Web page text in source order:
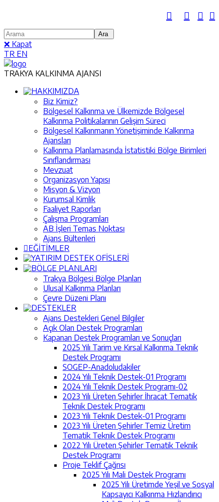
❌ Kapat
TR EN
TRAKYA KALKINMA AJANSI
HAKKIMIZDA
Biz Kimiz?
Bölgesel Kalkınma ve Ülkemizde Bölgesel
Kalkınma Politikalarının Gelişim Süreci
Bölgesel Kalkınmanın Yönetişiminde Kalkınma
Ajansları
Kalkınma Planlamasında İstatistiki Bölge Birimleri
Sınıflandırması
Mevzuat
Organizasyon Yapısı
Misyon & Vizyon
Kurumsal Kimlik
Faaliyet Raporları
Çalışma Programları
AB İşleri Temas Noktası
Ajans Bültenleri
EĞİTİMLER
YATIRIM DESTEK OFİSLERİ
BÖLGE PLANLARI
Trakya Bölgesi Bölge Planları
Ulusal Kalkınma Planları
Çevre Düzeni Planı
DESTEKLER
Ajans Destekleri Genel Bilgiler
Açık Olan Destek Programları
Kapanan Destek Programları ve Sonuçları
2025 Yılı Tarim ve Kırsal Kalkınma Teknik
Destek Programı
SOGEP-Anadoludakiler
2024 Yılı Teknik Destek-01 Programı
2024 Yılı Teknik Destek Programı-02
2023 Yılı Üreten Şehirler İhracat Tematik
Teknik Destek Programı
2023 Yılı Teknik Destek-01 Programı
2023 Yılı Üreten Şehirler Temiz Üretim
Tematik Teknik Destek Programı
2022 Yılı Üreten Şehirler Tematik Teknik
Destek Programı
Proje Teklif Çağrısı
2025 Yılı Mali Destek Programı
2025 Yılı Üretimde Yeşil ve Sosyal
Kapsayıcı Kalkınma Hızlandırıcı